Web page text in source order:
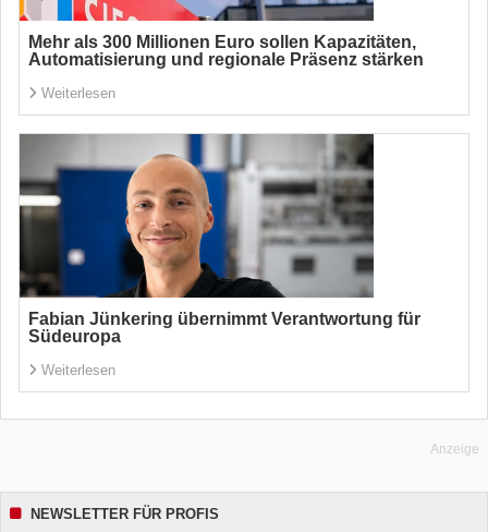
Mehr als 300 Millionen Euro sollen Kapazitäten,
Automatisierung und regionale Präsenz stärken
Weiterlesen
Fabian Jünkering übernimmt Verantwortung für
Südeuropa
Weiterlesen
Anzeige
NEWSLETTER FÜR PROFIS